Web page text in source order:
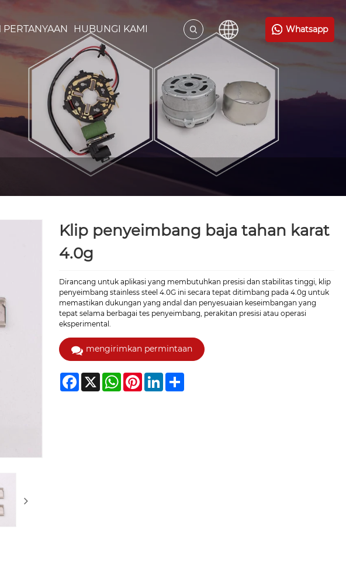
PERTANYAAN HUBUNGI KAMI Whatsapp
Klip penyeimbang baja tahan karat
4.0g
Dirancang untuk aplikasi yang membutuhkan presisi dan stabilitas tinggi, klip
penyeimbang stainless steel 4.0G ini secara tepat ditimbang pada 4.0g untuk
memastikan dukungan yang andal dan penyesuaian keseimbangan yang
tepat selama berbagai tes penyeimbang, perakitan presisi atau operasi
eksperimental.
mengirimkan permintaan
Facebook
X WhatsAppPinterestLinkedInShare